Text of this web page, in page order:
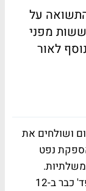
על
מתחת ל-3%. החששות מפני
לאור
ושולחים את
נפט
המשקיעים צופים ירידה נוספת בריבית ה'פד' כבר ב-12